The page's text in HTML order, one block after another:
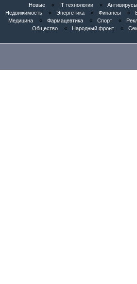
Новые « IT технологии « Антивирусы
Недвижимость
« Энергетика « Финансы «
Медицина
« Фармацевтика « Спорт «
Общество
« Народный фронт «